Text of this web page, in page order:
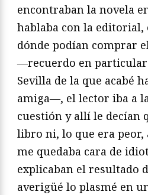
encontraban la novela
hablaba con la editorial,
dónde podían comprar
―recuerdo en particular
Sevilla de la que acabé
amiga―, el lector iba a
cuestión y allí le decían
libro ni, lo que era peor,
me quedaba cara de
explicaban el resultado
averigüé lo plasmé en